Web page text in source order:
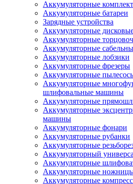
Аккумуляторные
Аккумуляторные батареи
Зарядные устройства
Аккумуляторные
Аккумуляторные
Аккумуляторные
Аккумуляторные лобзики
Аккумуляторные фрезеры
Аккумуляторные
Аккумуляторные
шлифовальные машины
Аккумуляторные
Аккумуляторные
машины
Аккумуляторные фонари
Аккумуляторные рубанки
Аккумуляторные
Аккумуляторный
Аккумуляторные
Аккумуляторные
Аккумуляторные